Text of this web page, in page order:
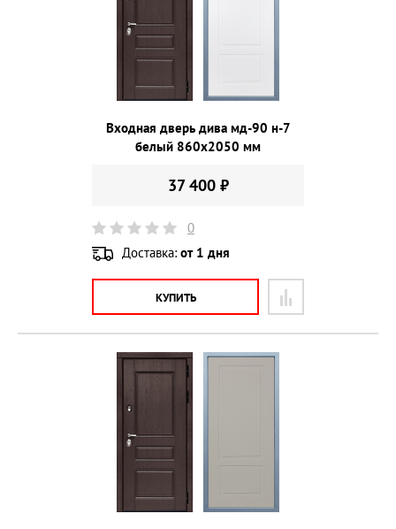
Входная дверь дива мд-90 н-7
белый 860х2050 мм
37 400 ₽
0
Доставка: от 1 дня
КУПИТЬ